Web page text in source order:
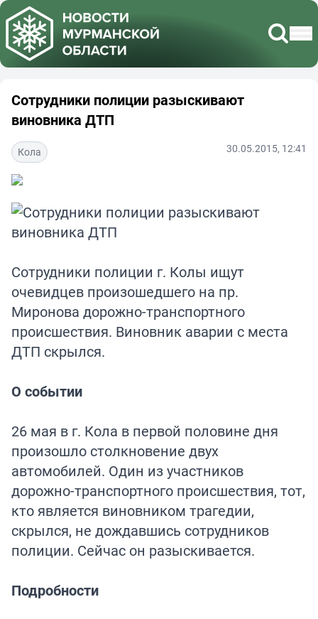
Сотрудники полиции разыскивают
виновника ДТП
Кола 30.05.2015, 12:41
Сотрудники полиции г. Колы ищут
очевидцев произошедшего на пр.
Миронова дорожно-транспортного
происшествия. Виновник аварии с места
ДТП скрылся.
О событии
26 мая в г. Кола в первой половине дня
произошло столкновение двух
автомобилей. Один из участников
дорожно-транспортного происшествия, тот,
кто является виновником трагедии,
скрылся, не дождавшись сотрудников
полиции. Сейчас он разыскивается.
Подробности